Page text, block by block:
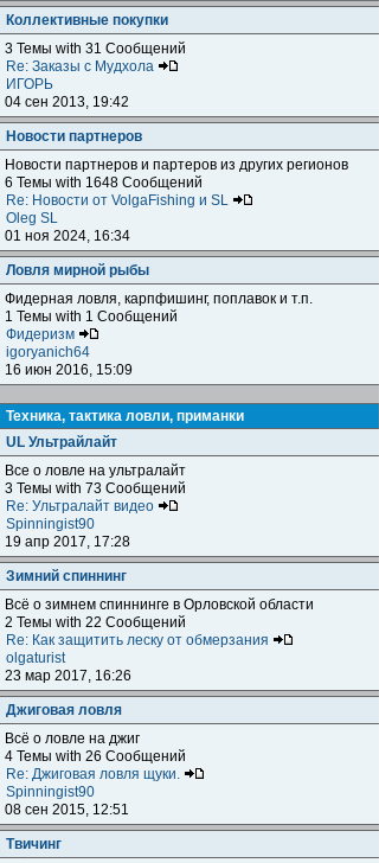
Коллективные покупки
3 Темы with 31 Сообщений
Re: Заказы с Мудхола
ИГОРЬ
04 сен 2013, 19:42
Новости партнеров
Новости партнеров и партеров из других регионов
6 Темы with 1648 Сообщений
Re: Новости от VolgaFishing и SL
Oleg SL
01 ноя 2024, 16:34
Ловля мирной рыбы
Фидерная ловля, карпфишинг, поплавок и т.п.
1 Темы with 1 Сообщений
Фидеризм
igoryanich64
16 июн 2016, 15:09
Техника, тактика ловли, приманки
UL Ультрайлайт
Все о ловле на ультралайт
3 Темы with 73 Сообщений
Re: Ультралайт видео
Spinningist90
19 апр 2017, 17:28
Зимний спиннинг
Всё о зимнем спиннинге в Орловской области
2 Темы with 22 Сообщений
Re: Как защитить леску от обмерзания
olgaturist
23 мар 2017, 16:26
Джиговая ловля
Всё о ловле на джиг
4 Темы with 26 Сообщений
Re: Джиговая ловля щуки.
Spinningist90
08 сен 2015, 12:51
Твичинг